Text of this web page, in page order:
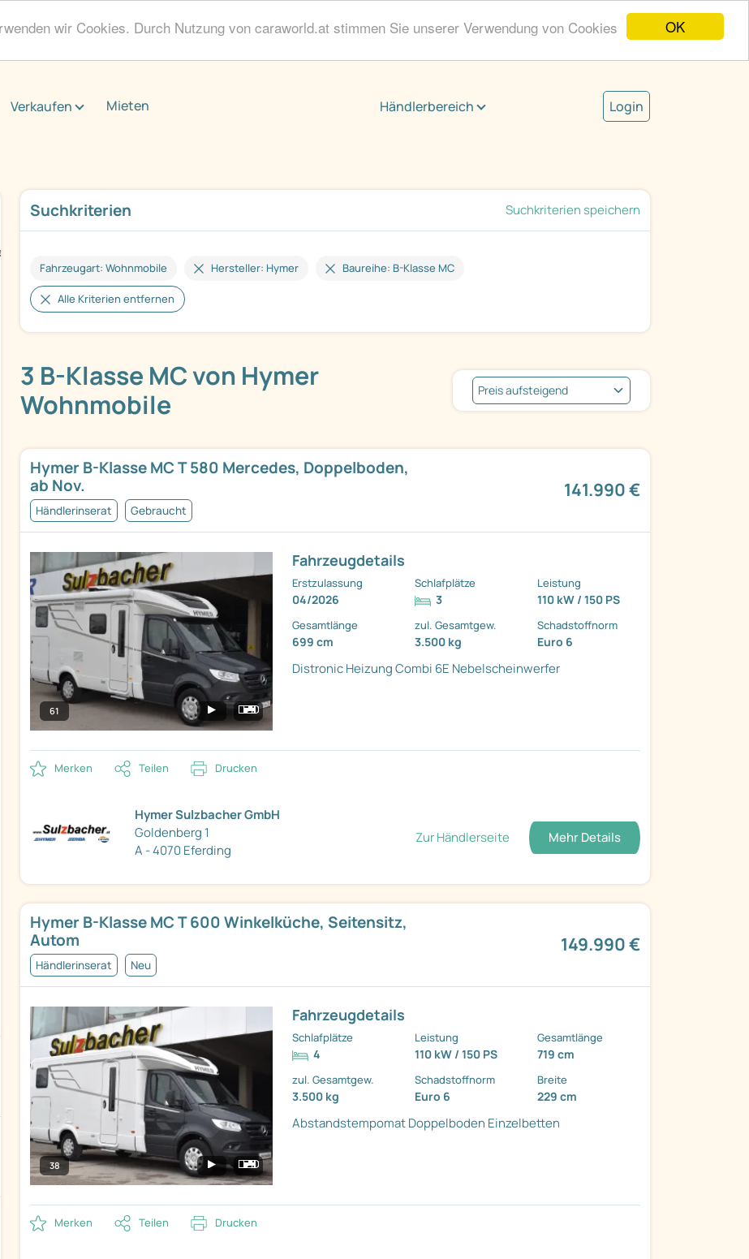
OK
wir Cookies. Durch Nutzung von caraworld.at stimmen Sie unserer Verwendung von Cookies
Verkaufen Mieten Händlerbereich Login
Suchkriterien Suchkriterien speichern
Fahrzeugart: Wohnmobile Hersteller: Hymer Baureihe: B-Klasse MC
Alle Kriterien entfernen
3 B-Klasse MC von Hymer
Wohnmobile
Hymer B-Klasse MC T 580 Mercedes, Doppelboden,
ab Nov.
Händlerinserat Gebraucht
141.990 €
61
Fahrzeugdetails
Erstzulassung
04/2026
Schlafplätze
3
Leistung
110 kW / 150 PS
Gesamtlänge
699 cm
zul. Gesamtgew.
3.500 kg
Schadstoffnorm
Euro 6
DistronicHeizung Combi 6E Nebelscheinwerfer
Merken Teilen Drucken
Hymer Sulzbacher GmbH
Goldenberg 1
A - 4070 Eferding
Zur Händlerseite Mehr Details
Hymer B-Klasse MC T 600 Winkelküche, Seitensitz,
Autom
Händlerinserat Neu
149.990 €
38
Fahrzeugdetails
Schlafplätze
4
Leistung
110 kW / 150 PS
Gesamtlänge
719 cm
zul. Gesamtgew.
3.500 kg
Schadstoffnorm
Euro 6
Breite
229 cm
AbstandstempomatDoppelboden Einzelbetten
Merken Teilen Drucken